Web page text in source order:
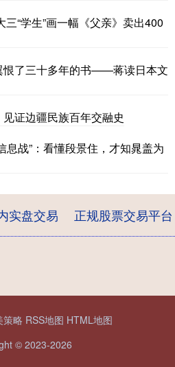
“学生”画一幅《父亲》卖出400
恨了三十多年的书——蒋读日本文
证边疆民族百年交融史
息战”：看懂段景住，才知晁盖为
实盘交易 正规股票交易平台
策略 RSS地图 HTML地图
© 2023-2026